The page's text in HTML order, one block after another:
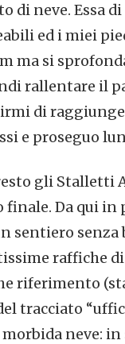
di neve. Essa
ed i miei
ma si
rallentare il
di
e proseguo
gli Stalletti
Da qui in
sentiero senza
raffiche
riferimento
tracciato
neve: